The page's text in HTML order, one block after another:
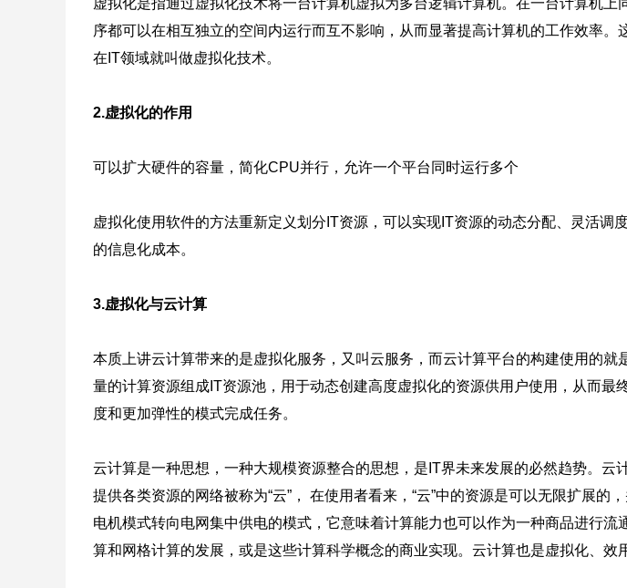
序都可以在相互独立的空间内运行而互不影响，从而显著提高计算机的工作效率
在IT领域就叫做虚拟化技术。
2.虚拟化的作用
可以扩大硬件的容量，简化CPU并行，允许一个平台同时运行多个
虚拟化使用软件的方法重新定义划分IT资源，可以实现IT资源的动态分配、灵活
的信息化成本。
3.虚拟化与云计算
本质上讲云计算带来的是虚拟化服务，又叫云服务，而云计算平台的构建使用的
量的计算资源组成IT资源池，用于动态创建高度虚拟化的资源供用户使用，从而
度和更加弹性的模式完成任务。
云计算是一种思想，一种大规模资源整合的思想，是IT界未来发展的必然趋势。云
提供各类资源的网络被称为“云”， 在使用者看来，“云”中的资源是可以无限扩展
电机模式转向电网集中供电的模式，它意味着计算能力也可以作为一种商品进行
算和网格计算的发展，或是这些计算科学概念的商业实现。云计算也是虚拟化、效